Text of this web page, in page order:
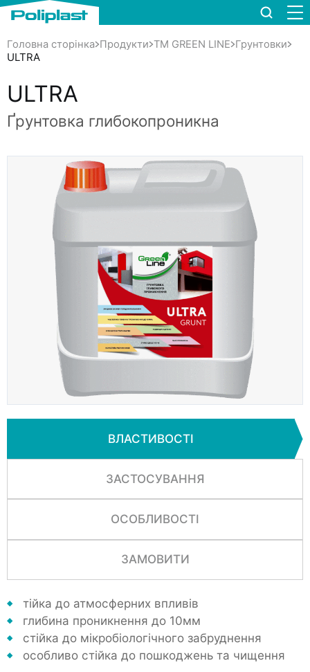
Головна сторінка Продукти TM GREEN LINE Грунтовки
ULTRA
ULTRA
Ґрунтовка глибокопроникна
ВЛАСТИВОСТІ
ЗАСТОСУВАННЯ
ОСОБЛИВОСТІ
ЗАМОВИТИ
тійка до атмосферних впливів
глибина проникнення до 10мм
стійка до мікробіологічного забруднення
особливо стійка до пошкоджень та чищення